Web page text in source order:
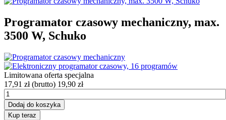
Programator czasowy mechaniczny, max.
3500 W, Schuko
Limitowana oferta specjalna
17,91 zł (brutto) 19,90 zł
Dodaj do koszyka
Kup teraz